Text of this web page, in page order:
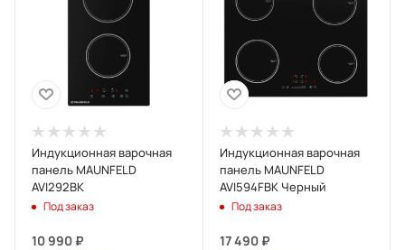
Индукционная варочная
панель MAUNFELD
AVI292BK
Под заказ
10 990 ₽
Индукционная варочная
панель MAUNFELD
AVI594FBK Черный
Под заказ
17 490₽